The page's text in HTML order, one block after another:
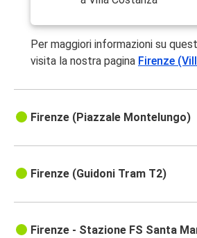
Per maggiori informazioni su
visita la nostra pagina Firenze
Firenze (Piazzale Montelungo)
Firenze (Guidoni Tram T2)
Firenze - Stazione FS Santa